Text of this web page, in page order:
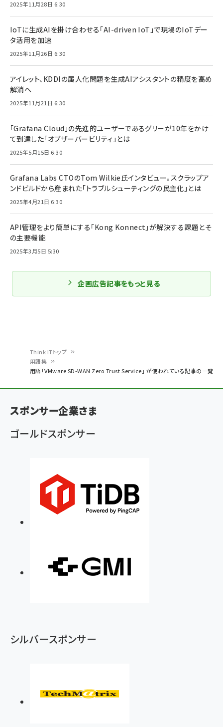
ン
く
ず
Think ITトップ
用語集
用語「VMware SD-WAN Zero Trust Service」 が使われている記事の一覧
2025年11月28日 6:30
IoTに生成AIを掛け合わせる「AI-driven IoT」で現場のIoTデー
タ活用を加速
2025年11月26日 6:30
アイレット、KDDIの属人化問題を生成AIアシスタントの精度を高め
解消へ
2025年11月21日 6:30
「Grafana Cloud」の先進的ユーザーであるグリーが10年をかけ
て到達した「オブザーバービリティ」とは
2025年5月15日 6:30
Grafana Labs CTOのTom Wilkie氏インタビュー。スクラップア
ンドビルドから産まれた「トラブルシューティングの民主化」とは
2025年4月21日 6:30
API管理をより簡単にする「Kong Konnect」が解決する課題とそ
の主要機能
2025年3月5日 5:30
企画広告記事をもっと見る
スポンサー企業さま
ゴールドスポンサー
シルバースポンサー